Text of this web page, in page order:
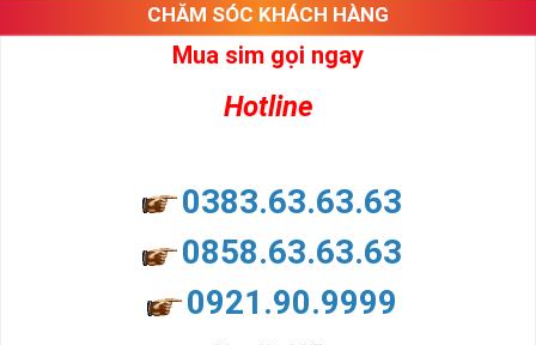
CHĂM SÓC KHÁCH HÀNG
Mua sim gọi ngay
Hotline
0383.63.63.63
0858.63.63.63
0921.90.9999